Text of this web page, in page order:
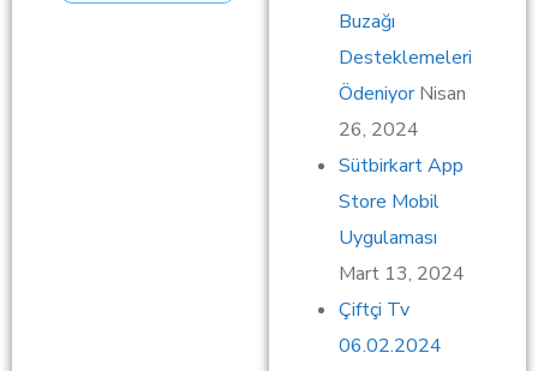
Buzağı
Desteklemeleri
Ödeniyor Nisan
26, 2024
Sütbirkart App
Store Mobil
Uygulaması
Mart 13, 2024
Çiftçi Tv
06.02.2024